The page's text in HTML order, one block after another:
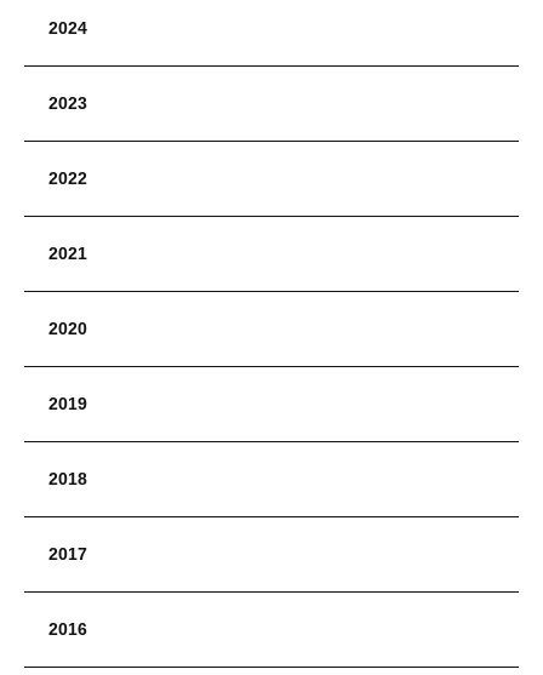
2024
2023
2022
2021
2020
2019
2018
2017
2016